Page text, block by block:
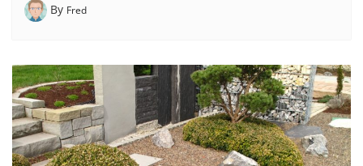
By Fred